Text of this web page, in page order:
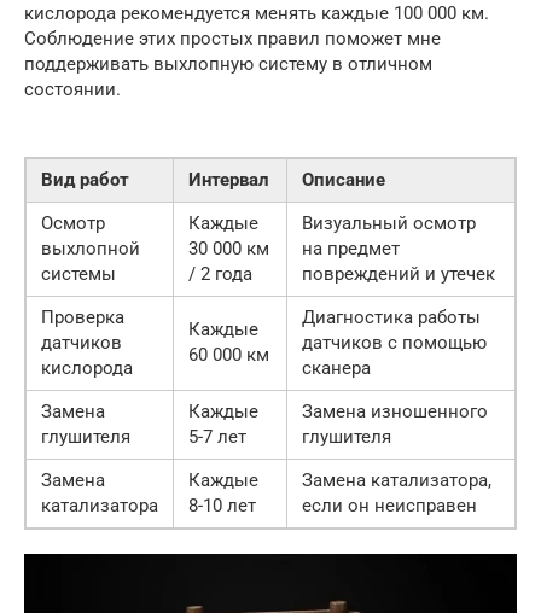
кислорода рекомендуется менять каждые 100 000 км.
Соблюдение этих простых правил поможет мне
поддерживать выхлопную систему в отличном
состоянии.
Вид работ Интервал
Описание
Осмотр
выхлопной
системы
Каждые
30 000 км
/ 2 года
Визуальный осмотр
на предмет
повреждений и утечек
Проверка
датчиков
кислорода
Каждые
60 000 км
Диагностика работы
датчиков с помощью
сканера
Замена
глушителя
Каждые
5-7 лет
Замена изношенного
глушителя
Замена
катализатора
Каждые
8-10 лет
Замена катализатора,
если он неисправен